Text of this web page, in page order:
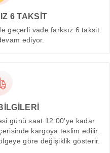
6 TAKSİT
geçerli vade farksız 6 taksit
ediyor.
günü saat 12:00'ye kadar
kargoya teslim edilir.
göre değişiklik gösterir.